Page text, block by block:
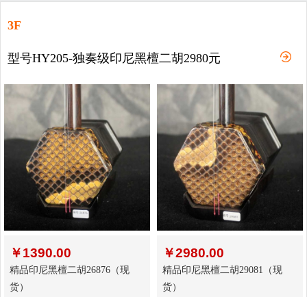
3F
型号HY205-独奏级印尼黑檀二胡2980元
￥1390.00
精品印尼黑檀二胡26876（现
货）
￥2980.00
精品印尼黑檀二胡29081（现
货）